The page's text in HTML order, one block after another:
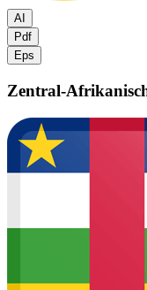
AI
Pdf
Eps
Zentral-